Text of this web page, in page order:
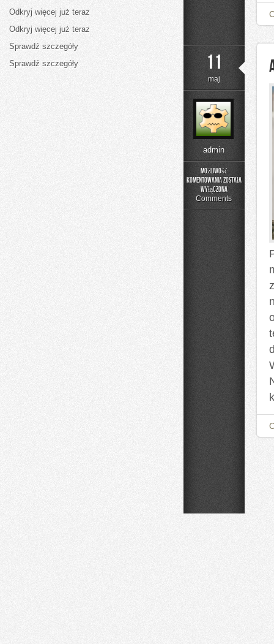
11
maj
admin
Możliwość
komentowania
Aktualności
Wydarzenia
została
wyłączona
Comments
Odkryj więcej już teraz
Odkryj więcej już teraz
Sprawdź szczegóły
Sprawdź szczegóły